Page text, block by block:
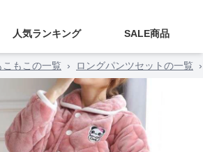
人気ランキング SALE商品
こもこの一覧 › ロングパンツセットの一覧 ›